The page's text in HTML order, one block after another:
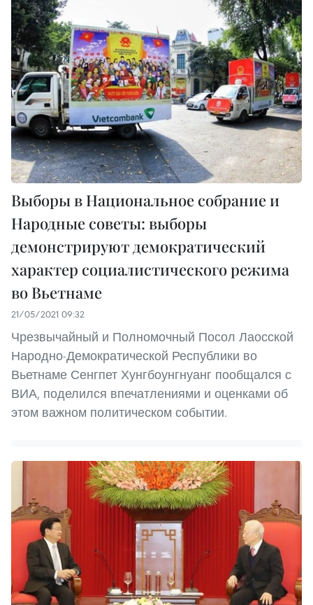
Выборы в Национальное собрание и
Народные советы: выборы
демонстрируют демократический
характер социалистического режима
во Вьетнаме
21/05/2021 09:32
Чрезвычайный и Полномочный Посол Лаосской
Народно-Демократической Республики во
Вьетнаме Сенгпет Хунгбоунгнуанг пообщался с
ВИА, поделился впечатлениями и оценками об
этом важном политическом событии.